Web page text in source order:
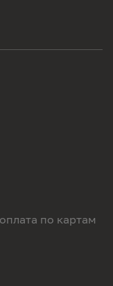
по картам